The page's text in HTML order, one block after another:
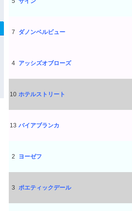
7 ダノンベルビュー
4 アッシズオブローズ
10 ホテルストリート
13 バイアブランカ
2 ヨーゼフ
3 ポエティックデール